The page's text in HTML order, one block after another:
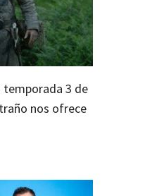
temporada 3 de
nos ofrece